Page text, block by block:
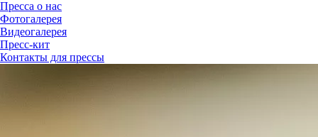
Пресса о нас
Фотогалерея
Видеогалерея
Пресс-кит
Контакты для прессы